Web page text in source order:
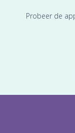
Probeer de